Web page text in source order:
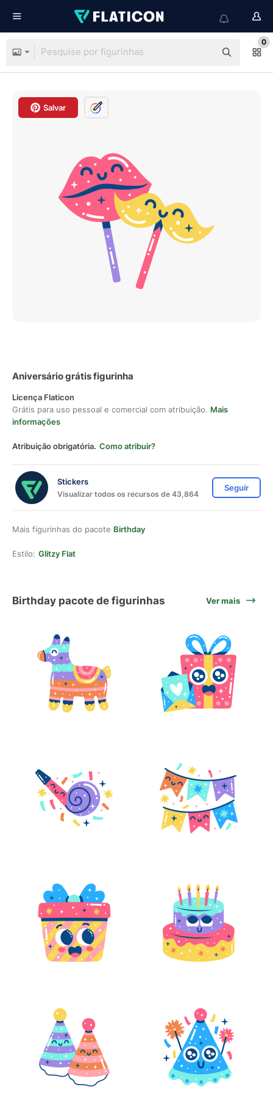
0
Salvar
Aniversário grátis figurinha
Licença Flaticon
Grátis para uso pessoal e comercial com atribuição. Mais
informações
Atribuição obrigatória. Como atribuir?
Stickers
Visualizar todos os recursos de 43,864
Seguir
Mais figurinhas do pacote Birthday
Estilo: Glitzy Flat
Birthday pacote de figurinhas Ver mais